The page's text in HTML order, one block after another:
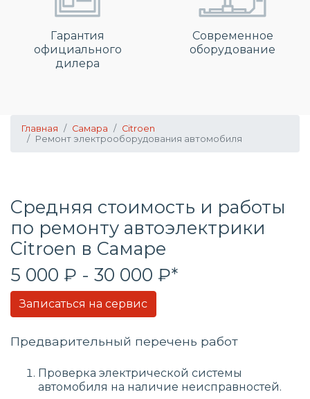
Гарантия
официального
дилера
Современное
оборудование
Главная Самара
Citroen
Ремонт электрооборудования автомобиля
Средняя стоимость и работы
по ремонту автоэлектрики
Citroen в Самаре
5 000 ₽ - 30 000 ₽*
Записаться на сервис
Предварительный перечень работ
Проверка электрической системы
автомобиля на наличие неисправностей.